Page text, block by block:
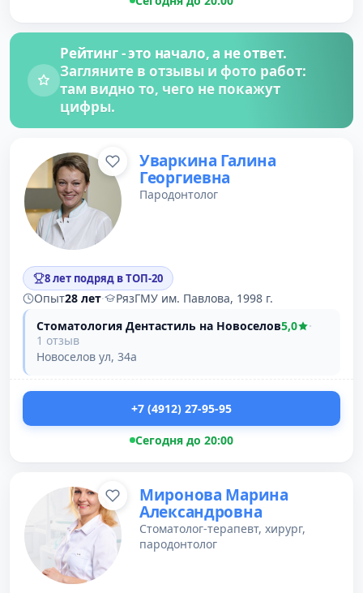
Рейтинг - это начало, а не ответ.
Загляните в отзывы и фото работ:
там видно то, чего не покажут
цифры.
Уваркина Галина
Георгиевна
Пародонтолог
8 лет подряд в ТОП-20
Опыт28 лет·
РязГМУ им. Павлова, 1998 г.
Стоматология Дентастиль на Новоселов5,0
·
1 отзыв
Новоселов ул, 34а
+7 (4912) 27-95-95
Сегодня до 20:00
Миронова Марина
Александровна
Стоматолог-терапевт, хирург,
пародонтолог